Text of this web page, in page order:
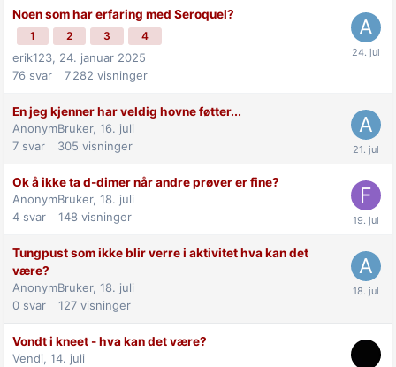
Noen som har erfaring med Seroquel?
1 2 3 4
erik123, 24. januar 2025
76 svar 7 282 visninger
En jeg kjenner har veldig hovne føtter...
AnonymBruker, 16. juli
7 svar 305 visninger
Ok å ikke ta d-dimer når andre prøver er fine?
AnonymBruker, 18. juli
4 svar 148 visninger
Tungpust som ikke blir verre i aktivitet hva kan det
være?
AnonymBruker, 18. juli
0 svar 127 visninger
Vondt i kneet - hva kan det være?
Vendi, 14. juli